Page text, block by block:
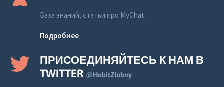
База знаний, статьи про MyChat.
Подробнее
ПРИСОЕДИНЯЙТЕСЬ К НАМ В
TWITTER @HobitZlobny